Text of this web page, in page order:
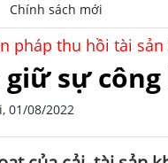
Chính sách mới
pháp thu hồi tài
giữ sự
01/08/2022